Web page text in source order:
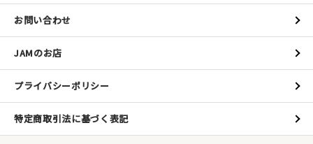
お問い合わせ
JAMのお店
プライバシーポリシー
特定商取引法に基づく表記